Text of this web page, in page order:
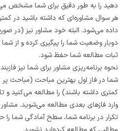
دهید را به طور دقیق برای شما مشخص
هر سوال مشاوره‌ای که داشته باشید در
داده می‌شود. البته خود مشاور نیز (در
دوبار وضعیت شما را پیگیری کرده و از
ثبات مطالعه شما حفظ شود.
نحوه برنامه‌ریزی مشاور برای شما نیز
شما در فاز اول بهترین مباحث (مباحث پر
کمتری داشته باشند) را مطالعه می‌کنید
وارد فازهای بعدی مطالعه می‌شوید. مشاور
تکرار در برنامه شما، سطح آمادگی شما